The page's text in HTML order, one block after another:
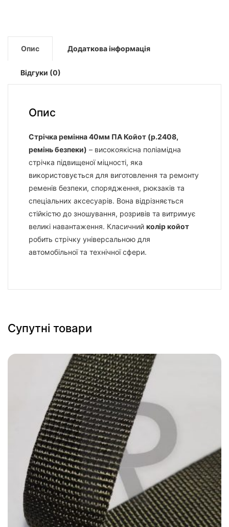
Опис Додаткова інформація
Відгуки (0)
Опис
Стрічка ремінна 40мм ПА Койот (р.2408,
ремінь безпеки) – високоякісна поліамідна
стрічка підвищеної міцності, яка
використовується для виготовлення та ремонту
ременів безпеки, спорядження, рюкзаків та
спеціальних аксесуарів. Вона відрізняється
стійкістю до зношування, розривів та витримує
великі навантаження. Класичний колір койот
робить стрічку універсальною для
автомобільної та технічної сфери.
Супутні товари